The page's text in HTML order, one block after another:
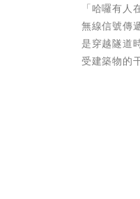
「哈囉有
無線信號傳
是穿越隧道
受建築物的